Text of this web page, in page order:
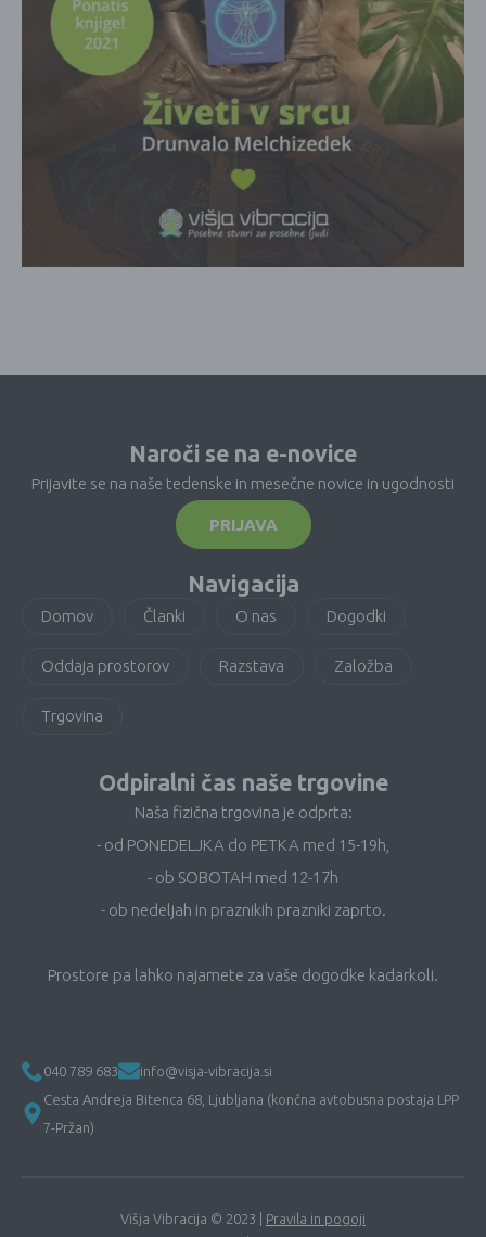
Naroči se na e-novice
Prijavite se na naše tedenske in mesečne novice in ugodnosti
PRIJAVA
Navigacija
Domov Članki O nas Dogodki
Oddaja prostorov Razstava Založba
Trgovina
Odpiralni čas naše trgovine
Naša fizična trgovina je odprta:
- od PONEDELJKA do PETKA med 15-19h,
- ob SOBOTAH med 12-17h
- ob nedeljah in praznikih prazniki zaprto.
Prostore pa lahko najamete za vaše dogodke kadarkoli.
040 789 683
info@visja-vibracija.si
Cesta Andreja Bitenca 68, Ljubljana (končna avtobusna postaja LPP
7-Pržan)
Višja Vibracija © 2023 | Pravila in pogoji